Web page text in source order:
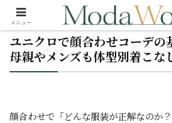
ユニクロで顔合わせコーデの
母親やメンズも体型別着こな
顔合わせで「どんな服装が正解なのか
メニュー